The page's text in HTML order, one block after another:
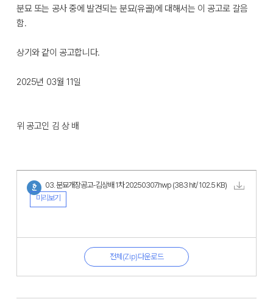
분묘 또는 공사 중에 발견되는 분묘(유골)에 대해서는 이 공고로 갈음
함.
상기와 같이 공고합니다.
2025년 03월 11일
위 공고인 김 상 배
03. 분묘개장공고-김상배 1차 20250307.hwp (383 hit/ 102.5 KB)
미리보기
전체(Zip)다운로드